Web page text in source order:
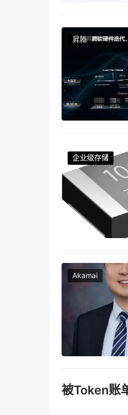
昇腾
企业级存储
企业级存储
企业级存储
企业级存储
Akamai
被Token账